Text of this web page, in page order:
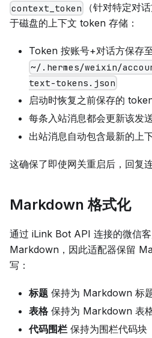
context_token
（针对特定对
于磁盘的上下文 token 存储：
Token 按账号+对话方保存
~/.hermes/weixin/
text-tokens.json
启动时恢复之前保存的
每条入站消息都会更新该发
出站消息自动包含最新的上
这确保了即使网关重启后，回复
Markdown 格式化
通过 iLink Bot API 连接的微信
Markdown，因此适配器保留
写：
标题 保持为 Markdown 标
表格保持为 Markdown 表
代码围栏 保持为围栏代码块